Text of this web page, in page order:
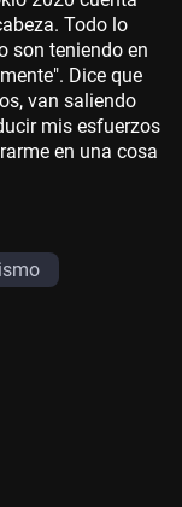
Todo lo
son teniendo en
Dice que
van saliendo
mis esfuerzos
en una cosa